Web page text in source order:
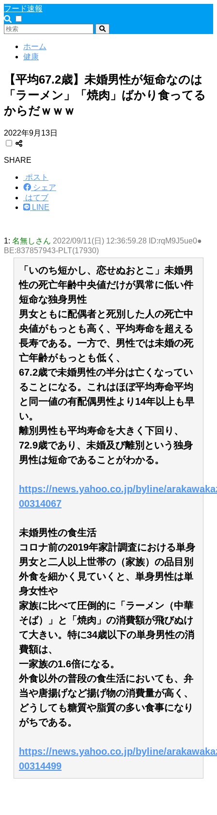
フード速報
ホーム
健康
【平均67.2歳】未婚男性が短命なのは
「ラーメン」「焼肉」ばかり食ってる
からだｗｗｗ
2022年9月13日
SHARE
ポスト
シェア
はてブ
LINE
1: 名無しさん 2022/09/11(日) 12:36:59.28 ID:rqM9J5ue0●
BE:837857943-PLT(17930)
「いのち短かし、恋せぬおとこ」未婚男
性の死亡年齢中央値だけが異常に低い件
短命な独身男性
男女ともに配偶者と死別した人の死亡中
央値がもっとも高く、平均寿命を超える
長寿である。一方で、男性では未婚の死
亡年齢がもっとも低く、
67.2歳で未婚男性の半分は亡くなってい
ることになる。これはほぼ平均寿命平均
と同一値の有配偶男性より14年以上も早
い。
離別男性も平均寿命を大きく下回り、
72.9歳であり、未婚及び離別という独身
男性は短命であることがわかる。
https://news.yahoo.co.jp/byline/
00314067
未婚男性の食生活
コロナ前の2019年家計調査における単身
男女と二人以上世帯の（家族）の品目別
外食を細かく見ていくと、単身男性は単
身女性や
家族に比べて圧倒的に「ラーメン（中華
そば）」と「焼肉」の消費額が飛びぬけ
て大きい。特に34歳以下の単身男性の消
費額は、
一家族の1.6倍になる。
外食以外の普段の食生活においても、弁
当や唐揚げなど揚げ物の消費量が高く、
どうしても糖質や脂質の多い食事になり
がちである。
https://news.yahoo.co.jp/byline/
00314499